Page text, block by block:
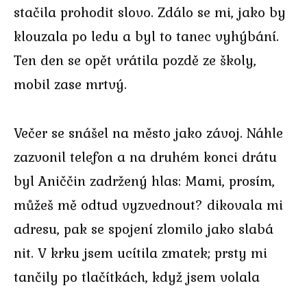
stačila prohodit slovo. Zdálo se mi, jako by
klouzala po ledu a byl to tanec vyhýbání.
Ten den se opět vrátila pozdě ze školy,
mobil zase mrtvý.
Večer se snášel na město jako závoj. Náhle
zazvonil telefon a na druhém konci drátu
byl Aniččin zadržený hlas: Mami, prosím,
můžeš mě odtud vyzvednout? dikovala mi
adresu, pak se spojení zlomilo jako slabá
nit. V krku jsem ucítila zmatek; prsty mi
tančily po tlačítkách, když jsem volala